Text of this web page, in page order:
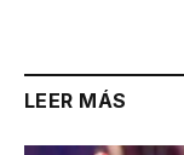
LEER MÁS